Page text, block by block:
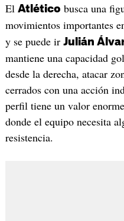
El Atlético busca una
movimientos importantes
y se puede ir Julián
mantiene una capacidad
desde la derecha, atacar
cerrados con una acción
perfil tiene un valor
donde el equipo necesita
resistencia.